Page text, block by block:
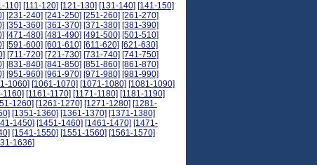
110] [111-120] [121-130] [131-140] [141-150]
[231-240] [241-250] [251-260] [261-270]
[351-360] [361-370] [371-380] [381-390]
[471-480] [481-490] [491-500] [501-510]
[591-600] [601-610] [611-620] [621-630]
[711-720] [721-730] [731-740] [741-750]
[831-840] [841-850] [851-860] [861-870]
[951-960] [961-970] [971-980] [981-990]
1060] [1061-1070] [1071-1080] [1081-1090]
1160] [1161-1170] [1171-1180] [1181-1190]
1260] [1261-1270] [1271-1280] [1281-
[1351-1360] [1361-1370] [1371-1380]
1450] [1451-1460] [1461-1470] [1471-
[1541-1550] [1551-1560] [1561-1570]
1636]